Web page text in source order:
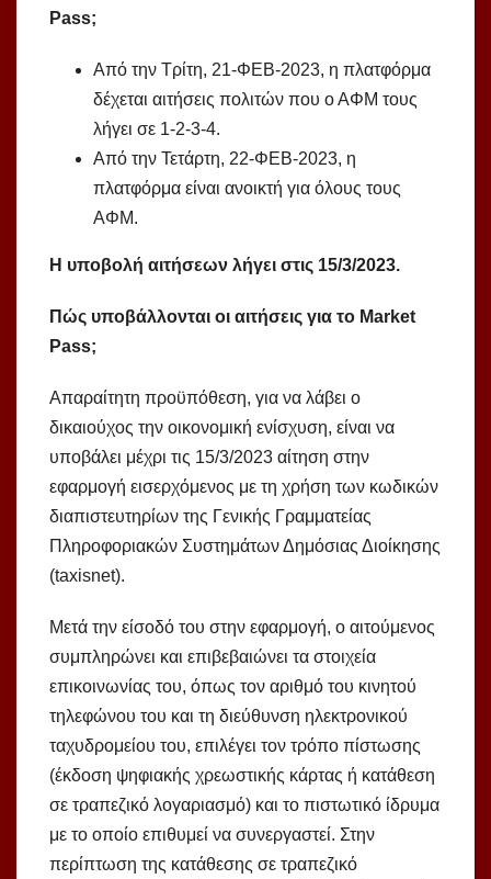
Pass;
Από την Τρίτη, 21-ΦΕΒ-2023, η πλατφόρμα
δέχεται αιτήσεις πολιτών που ο ΑΦΜ τους
λήγει σε 1-2-3-4.
Από την Τετάρτη, 22-ΦΕΒ-2023, η
πλατφόρμα είναι ανοικτή για όλους τους
ΑΦΜ.
Η υποβολή αιτήσεων λήγει στις 15/3/2023.
Πώς υποβάλλονται οι αιτήσεις για το Market
Pass;
Απαραίτητη προϋπόθεση, για να λάβει ο
δικαιούχος την οικονομική ενίσχυση, είναι να
υποβάλει μέχρι τις 15/3/2023 αίτηση στην
εφαρμογή εισερχόμενος με τη χρήση των κωδικών
διαπιστευτηρίων της Γενικής Γραμματείας
Πληροφοριακών Συστημάτων Δημόσιας Διοίκησης
(taxisnet).
Μετά την είσοδό του στην εφαρμογή, ο αιτούμενος
συμπληρώνει και επιβεβαιώνει τα στοιχεία
επικοινωνίας του, όπως τον αριθμό του κινητού
τηλεφώνου του και τη διεύθυνση ηλεκτρονικού
ταχυδρομείου του, επιλέγει τον τρόπο πίστωσης
(έκδοση ψηφιακής χρεωστικής κάρτας ή κατάθεση
σε τραπεζικό λογαριασμό) και το πιστωτικό ίδρυμα
με το οποίο επιθυμεί να συνεργαστεί. Στην
περίπτωση της κατάθεσης σε τραπεζικό